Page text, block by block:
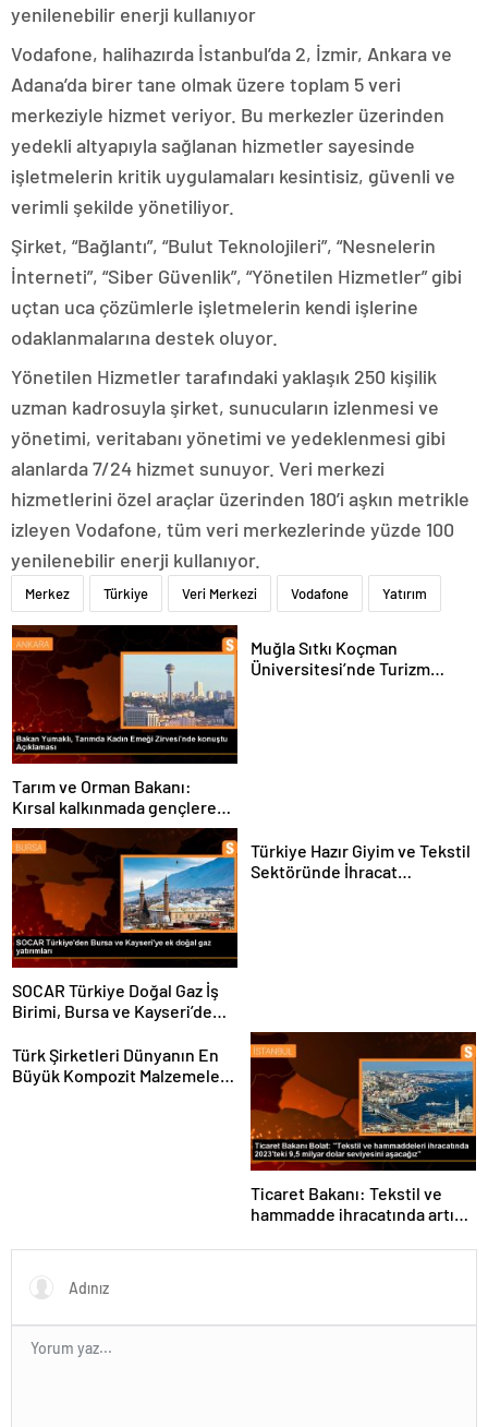
yenilenebilir enerji kullanıyor
Vodafone, halihazırda İstanbul’da 2, İzmir, Ankara ve
Adana’da birer tane olmak üzere toplam 5 veri
merkeziyle hizmet veriyor. Bu merkezler üzerinden
yedekli altyapıyla sağlanan hizmetler sayesinde
işletmelerin kritik uygulamaları kesintisiz, güvenli ve
verimli şekilde yönetiliyor.
Şirket, “Bağlantı”, “Bulut Teknolojileri”, “Nesnelerin
İnterneti”, “Siber Güvenlik”, “Yönetilen Hizmetler” gibi
uçtan uca çözümlerle işletmelerin kendi işlerine
odaklanmalarına destek oluyor.
Yönetilen Hizmetler tarafındaki yaklaşık 250 kişilik
uzman kadrosuyla şirket, sunucuların izlenmesi ve
yönetimi, veritabanı yönetimi ve yedeklenmesi gibi
alanlarda 7/24 hizmet sunuyor. Veri merkezi
hizmetlerini özel araçlar üzerinden 180’i aşkın metrikle
izleyen Vodafone, tüm veri merkezlerinde yüzde 100
yenilenebilir enerji kullanıyor.
Merkez Türkiye Veri Merkezi Vodafone Yatırım
Tarım ve Orman Bakanı:
Kırsal kalkınmada gençlere
ve kadınlara pozitif ayrımcılık
yapıyoruz
Muğla Sıtkı Koçman
Üniversitesi’nde Turizm
SOCAR Türkiye Doğal Gaz İş
Birimi, Bursa ve Kayseri’de
Türkiye Hazır Giyim ve Tekstil
Sektöründe İhracat
Türk Şirketleri Dünyanın En
Büyük Kompozit Malzemeler
Ticaret Bakanı: Tekstil ve
hammadde ihracatında artış